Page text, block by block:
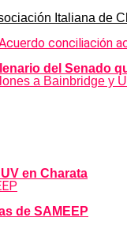
Italiana de
del Senado
a Bainbridge y
en Charata
de SAMEEP